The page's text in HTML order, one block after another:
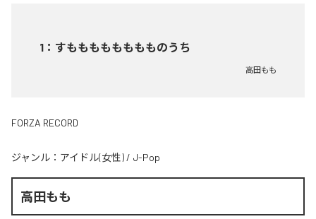
1 ： すもももももももものうち
高田もも
FORZA RECORD
ジャンル： アイドル(女性) / J-Pop
高田もも